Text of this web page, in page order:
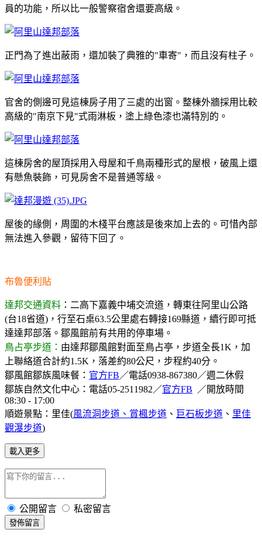
員的功能，所以比一般警察宿舍還要高級。
正門為了進出蔽雨，還加裝了典雅的"車寄"，而且沒有柱子。
官舍的側邊可見這棟房子用了三處的出窗。整棟外牆採用比較
高級的"南京下見"式雨淋板，塗上綠色漆也滿特別的。
這棟房舍的屋頂採用入母屋和千鳥兩種形式的屋根，破風上還
有懸魚裝飾，可見房舍不是普通等級。
屋後的緣側，周圍的木棧平台應該是後來加上去的。可惜內部
無法進入參觀，留待下回了。
布魯便利貼
達邦交通資料 ：二高下嘉義中埔交流道，轉東往阿里山公路
(台18省道)，行至石桌63.5公里處右轉接169縣道，續行即可抵
達達邦部落。鄒風館前有共用的停車場。
鳥占亭步道： 由達邦鄒風館對面至鳥占亭，步道全長1K，加
上聯絡道合計約1.5K，落差約80公尺，步程約40分。
鄒風館鄒族風味餐： 官方FB ／電話0938-867380／週二休假
鄒族自然文化中心：電話05-2511982／官方FB ／開放時間
08:30 - 17:00
順遊景點：里佳(風流洞步道、賞楓步道 、 巨石板步道 、 里佳
觀瀑步道)
載入更多
公開留言 私密留言
發佈留言